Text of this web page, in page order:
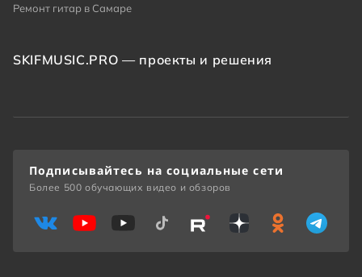
Ремонт гитар в Самаре
SKIFMUSIC.PRO — проекты и решения
Подписывайтесь на социальные сети
Более 500 обучающих видео и обзоров